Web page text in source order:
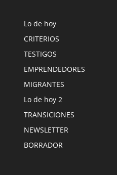
Lo de hoy
CRITERIOS
TESTIGOS
EMPRENDEDORES
MIGRANTES
Lo de hoy 2
TRANSICIONES
NEWSLETTER
BORRADOR